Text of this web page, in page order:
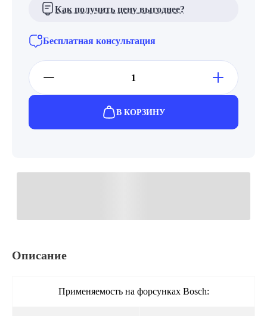
Как получить цену выгоднее?
Бесплатная консультация
В КОРЗИНУ
Описание
Применяемость на форсунках Bosch: